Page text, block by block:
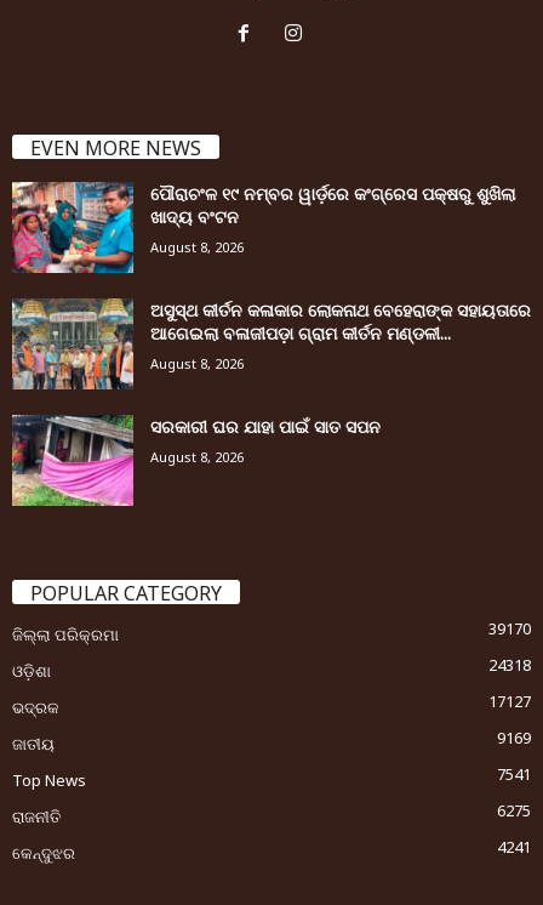
EVEN MORE NEWS
ପୌରାଚଂଳ ୧୯ ନମ୍ବର ୱାର୍ଡ଼ରେ କଂଗ୍ରେସ ପକ୍ଷରୁ ଶୁଖିଲା
ଖାଦ୍ୟ ବଂଟନ
August 8, 2026
ଅସୁସ୍ଥ କୀର୍ତନ କଳାକାର ଲୋକନାଥ ବେହେରାଙ୍କ ସହାୟତାରେ
ଆଗେଇଲା ବଳାଜୀପଡ଼ା ଗ୍ରାମ କୀର୍ତନ ମଣ୍ଡଳୀ...
August 8, 2026
ସରକାରୀ ଘର ଯାହା ପାଇଁ ସାତ ସପନ
August 8, 2026
POPULAR CATEGORY
ଜିଲ୍ଲା ପରିକ୍ରମା
39170
ଓଡ଼ିଶା
24318
ଭଦ୍ରକ
17127
ଜାତୀୟ
9169
Top News
7541
ରାଜନୀତି
6275
କେନ୍ଦୁଝର
4241